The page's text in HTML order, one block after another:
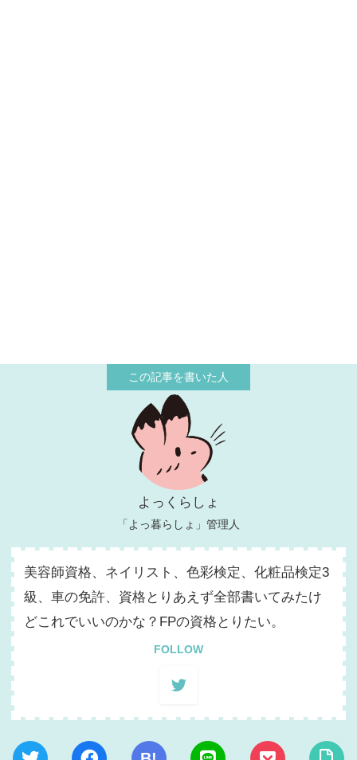
よっくらしょ
「よっ暮らしょ」管理人
美容師資格、ネイリスト、色彩検定、化粧品検定3
級、車の免許、資格とりあえず全部書いてみたけ
どこれでいいのかな？FPの資格とりたい。
FOLLOW